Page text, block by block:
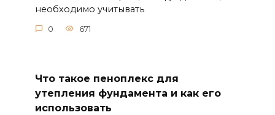
необходимо учитывать
0 671
Что такое пеноплекс для
утепления фундамента и как его
использовать